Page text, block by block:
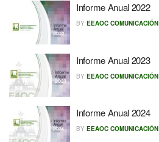
Informe Anual 2022
BY EEAOC COMUNICACIÓN
Informe Anual 2023
BY EEAOC COMUNICACIÓN
Informe Anual 2024
BY EEAOC COMUNICACIÓN